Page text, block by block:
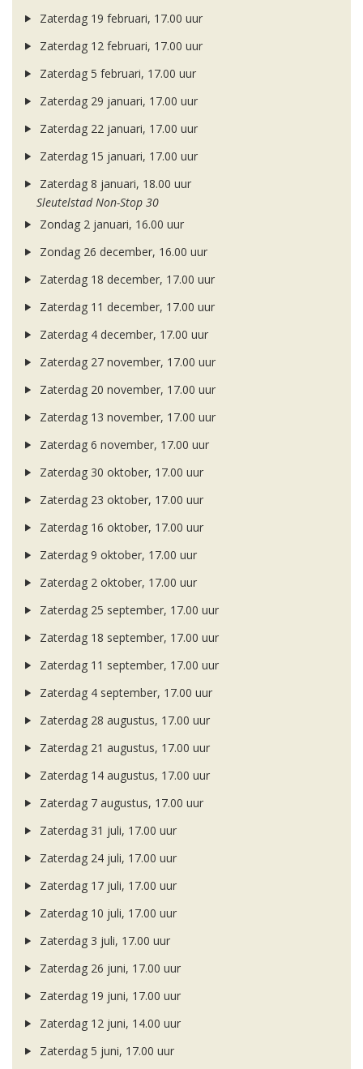
Zaterdag 19 februari, 17.00 uur
Zaterdag 12 februari, 17.00 uur
Zaterdag 5 februari, 17.00 uur
Zaterdag 29 januari, 17.00 uur
Zaterdag 22 januari, 17.00 uur
Zaterdag 15 januari, 17.00 uur
Zaterdag 8 januari, 18.00 uur
Sleutelstad Non-Stop 30
Zondag 2 januari, 16.00 uur
Zondag 26 december, 16.00 uur
Zaterdag 18 december, 17.00 uur
Zaterdag 11 december, 17.00 uur
Zaterdag 4 december, 17.00 uur
Zaterdag 27 november, 17.00 uur
Zaterdag 20 november, 17.00 uur
Zaterdag 13 november, 17.00 uur
Zaterdag 6 november, 17.00 uur
Zaterdag 30 oktober, 17.00 uur
Zaterdag 23 oktober, 17.00 uur
Zaterdag 16 oktober, 17.00 uur
Zaterdag 9 oktober, 17.00 uur
Zaterdag 2 oktober, 17.00 uur
Zaterdag 25 september, 17.00 uur
Zaterdag 18 september, 17.00 uur
Zaterdag 11 september, 17.00 uur
Zaterdag 4 september, 17.00 uur
Zaterdag 28 augustus, 17.00 uur
Zaterdag 21 augustus, 17.00 uur
Zaterdag 14 augustus, 17.00 uur
Zaterdag 7 augustus, 17.00 uur
Zaterdag 31 juli, 17.00 uur
Zaterdag 24 juli, 17.00 uur
Zaterdag 17 juli, 17.00 uur
Zaterdag 10 juli, 17.00 uur
Zaterdag 3 juli, 17.00 uur
Zaterdag 26 juni, 17.00 uur
Zaterdag 19 juni, 17.00 uur
Zaterdag 12 juni, 14.00 uur
Zaterdag 5 juni, 17.00 uur